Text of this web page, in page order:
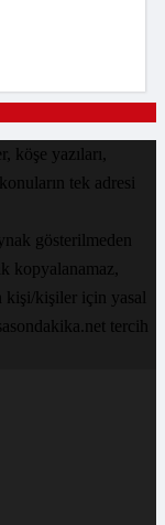
köşe yazıları,
tek adresi
gösterilmeden
kopyalanamaz,
kişi/kişiler için yasal
tercih